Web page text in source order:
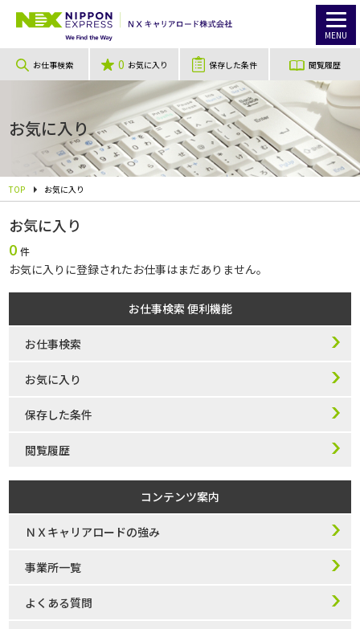
MENU
お仕事検索 0 お気に入り 保存した条件 閲覧履歴
お気に入り
TOP お気に入り
お気に入り
0 件
お気に⼊りに登録されたお仕事はまだありません。
お仕事検索 便利機能
お仕事検索
お気に入り
保存した条件
閲覧履歴
コンテンツ案内
ＮＸキャリアロードの強み
事業所一覧
よくある質問